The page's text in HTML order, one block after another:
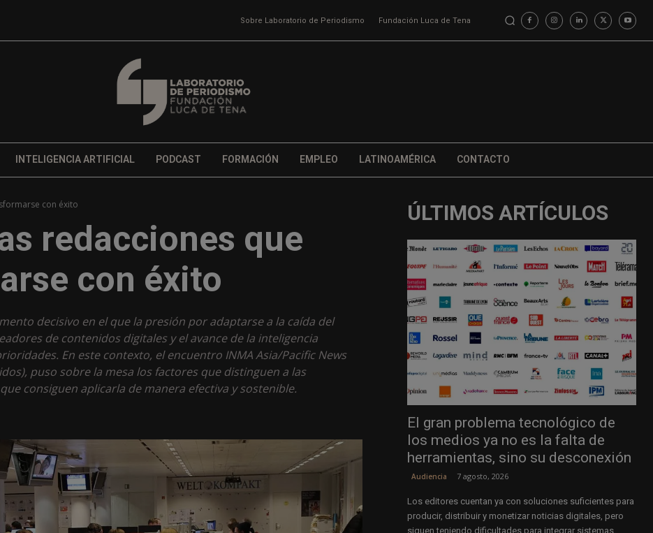
Sobre Laboratorio de Periodismo Fundación Luca de Tena
INTELIGENCIA ARTIFICIAL PODCAST FORMACIÓN EMPLEO LATINOAMÉRICA CONTACTO
con éxito
redacciones que
con éxito
decisivo en el que la presión por adaptarse a la caída del
de contenidos digitales y el avance de la inteligencia
En este contexto, el encuentro INMA Asia/Pacific News
puso sobre la mesa los factores que distinguen a las
consiguen aplicarla de manera efectiva y sostenible.
ÚLTIMOS ARTÍCULOS
El gran problema tecnológico de
los medios ya no es la falta de
herramientas, sino su desconexión
Audiencia 7 agosto, 2026
Los editores cuentan ya con soluciones suficientes para
producir, distribuir y monetizar noticias digitales, pero
siguen teniendo dificultades para integrar sistemas,